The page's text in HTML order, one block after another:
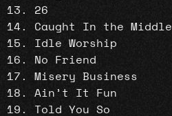
26
Caught In the Middle
Idle Worship
No Friend
Misery Business
Ain’t It Fun
Told You So